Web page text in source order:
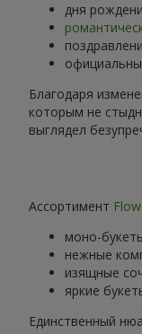
дня
Благодаря
которым не
выглядел
Ассортимент
моно-
нежные
изящные
яркие
Единственный